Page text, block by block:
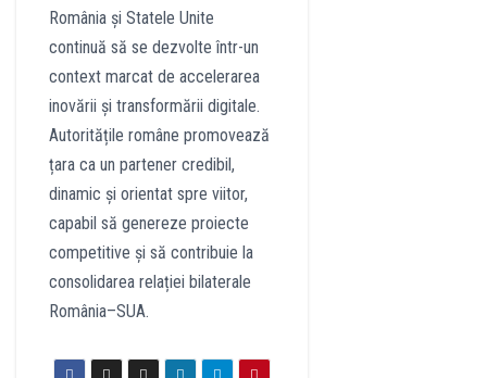
România și Statele Unite
continuă să se dezvolte într-un
context marcat de accelerarea
inovării și transformării digitale.
Autoritățile române promovează
țara ca un partener credibil,
dinamic și orientat spre viitor,
capabil să genereze proiecte
competitive și să contribuie la
consolidarea relației bilaterale
România–SUA.